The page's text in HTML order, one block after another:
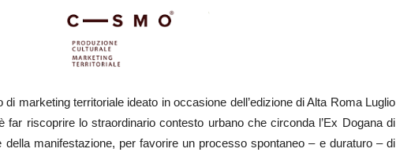
marketing territoriale ideato in occasione dell’edizione di Alta Roma Luglio
far riscoprire lo straordinario contesto urbano che circonda l’Ex Dogana di
della manifestazione, per favorire un processo spontaneo – e duraturo – di